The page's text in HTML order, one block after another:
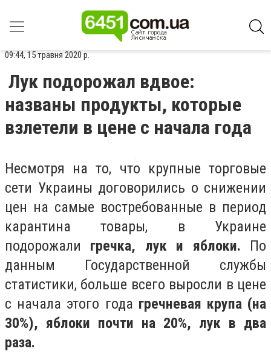
09:44, 15 травня 2020 р.
Лук подорожал вдвое:
названы продукты, которые
взлетели в цене с начала года
Несмотря на то, что крупные торговые
сети Украины договорились о снижении
цен на самые востребованные в период
карантина товары, в Украине
подорожали гречка, лук и яблоки. По
данным Государственной службы
статистики, больше всего выросли в цене
с начала этого года гречневая крупа (на
30%), яблоки почти на 20%, лук в два
раза.